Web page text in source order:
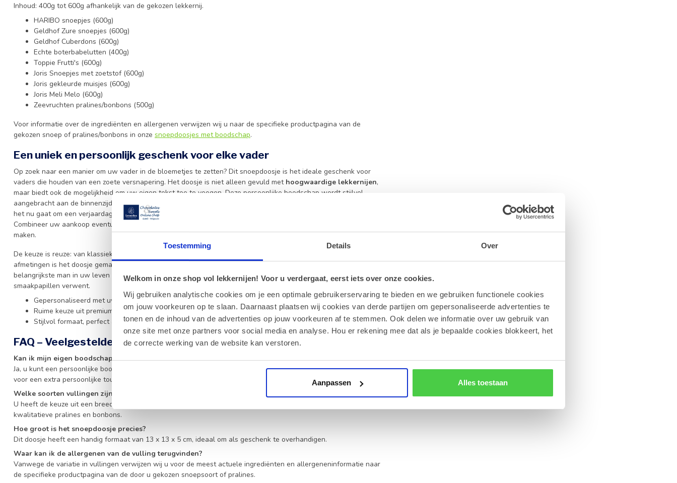
Toestemming Details Over
Welkom in onze shop vol lekkernijen! Voor u verdergaat, eerst iets over onze cookies.
Wij gebruiken analytische cookies om je een optimale gebruikerservaring te bieden en we gebruiken functionele cookies
om jouw voorkeuren op te slaan. Daarnaast plaatsen wij cookies van derde partijen om gepersonaliseerde advertenties te
tonen en de inhoud van de advertenties op jouw voorkeuren af te stemmen. Ook delen we informatie over uw gebruik van
onze site met onze partners voor social media en analyse. Hou er rekening mee dat als je bepaalde cookies blokkeert, het
de correcte werking van de website kan verstoren.
Aanpassen Alles toestaan
Inhoud: 400g tot 600g afhankelijk van de gekozen lekkernij.
HARIBO snoepjes (600g)
Geldhof Zure snoepjes (600g)
Geldhof Cuberdons (600g)
Echte boterbabelutten (400g)
Toppie Frutti's (600g)
Joris Snoepjes met zoetstof (600g)
Joris gekleurde muisjes (600g)
Joris Meli Melo (600g)
Zeevruchten pralines/bonbons (500g)
Voor informatie over de ingrediënten en allergenen verwijzen wij u naar de specifieke productpagina van de
gekozen snoep of pralines/bonbons in onze snoepdoosjes met boodschap.
Een uniek en persoonlijk geschenk voor elke vader
Op zoek naar een manier om uw vader in de bloemetjes te zetten? Dit snoepdoosje is het ideale geschenk voor
vaders die houden van een zoete versnapering. Het doosje is niet alleen gevuld met hoogwaardige lekkernijen,
maar biedt ook de mogelijkheid om uw eigen tekst toe te voegen. Deze persoonlijke boodschap wordt stijlvol
aangebracht aan de binnenzijde van het deksel, waardoor het een blijvende herinnering wordt aan uw attentie. Of
het nu gaat om een verjaardag, Vaderdag of zomaar een moment om te bedanken, met dit doosje zit u altijd goed.
Combineer uw aankoop eventueel met onze heerlijke
maken.
De keuze is reuze: van klassieke fruitgom tot verfijnde
afmetingen is het doosje gemakkelijk te overhandigen of te verzenden. Kies uw favoriete vulling en verras de
belangrijkste man in uw leven met eengepersonaliseerd geschenkdat niet alleen het oog streelt, maar vooral de
smaakpapillen verwent.
Gepersonaliseerd met uw eigen tekst aan de binnenkant van het deksel.
Ruime keuze uit premium snoepgoed en verfijnde pralines.
Stijlvol formaat, perfect als attentie voor elke gelegenheid.
FAQ – Veelgestelde vragen
Kan ik mijn eigen boodschap toevoegen aan het snoepdoosje?
Ja, u kunt een persoonlijke boodschap opgeven die wij zorgvuldig aan de binnenzijde van het deksel aanbrengen
voor een extra persoonlijke touch.
Welke soorten vullingen zijn beschikbaar voor dit doosje?
U heeft de keuze uit een breed assortiment, waaronder Haribo snoepjes, Geldhof cuberdons, Joris snoepjes of onze
kwalitatieve pralines en bonbons.
Hoe groot is het snoepdoosje precies?
Dit doosje heeft een handig formaat van 13 x 13 x 5 cm, ideaal om als geschenk te overhandigen.
Waar kan ik de allergenen van de vulling terugvinden?
Vanwege de variatie in vullingen verwijzen wij u voor de meest actuele ingrediënten en allergeneninformatie naar
de specifieke productpagina van de door u gekozen snoepsoort of pralines.